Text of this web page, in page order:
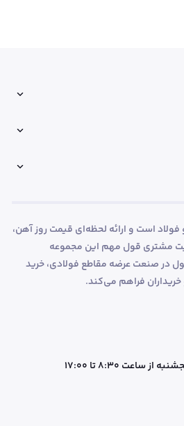
فولاد است و ارائه لحظه‌ای قیمت روز آهن،
مشتری قول مهم این مجموعه
در صنعت عرضه مقاطع فولادی، خرید
فراهم می‌کند.
از ساعت 8:30 تا 17:00